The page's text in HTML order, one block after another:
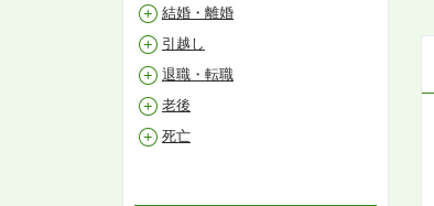
結婚・離婚
引越し
退職・転職
老後
死亡